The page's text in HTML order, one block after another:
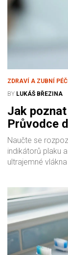
ZDRAVÍ A ZUBNÍ
BY LUKÁŠ BŘEZINA
Jak
Průvodce
Curaprox
Naučte se
indikátorů plaku
ultrajemné